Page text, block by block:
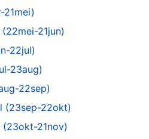
21mei)
21jun)
22jul)
23aug)
22sep)
(23sep-22okt)
(23okt-21nov)